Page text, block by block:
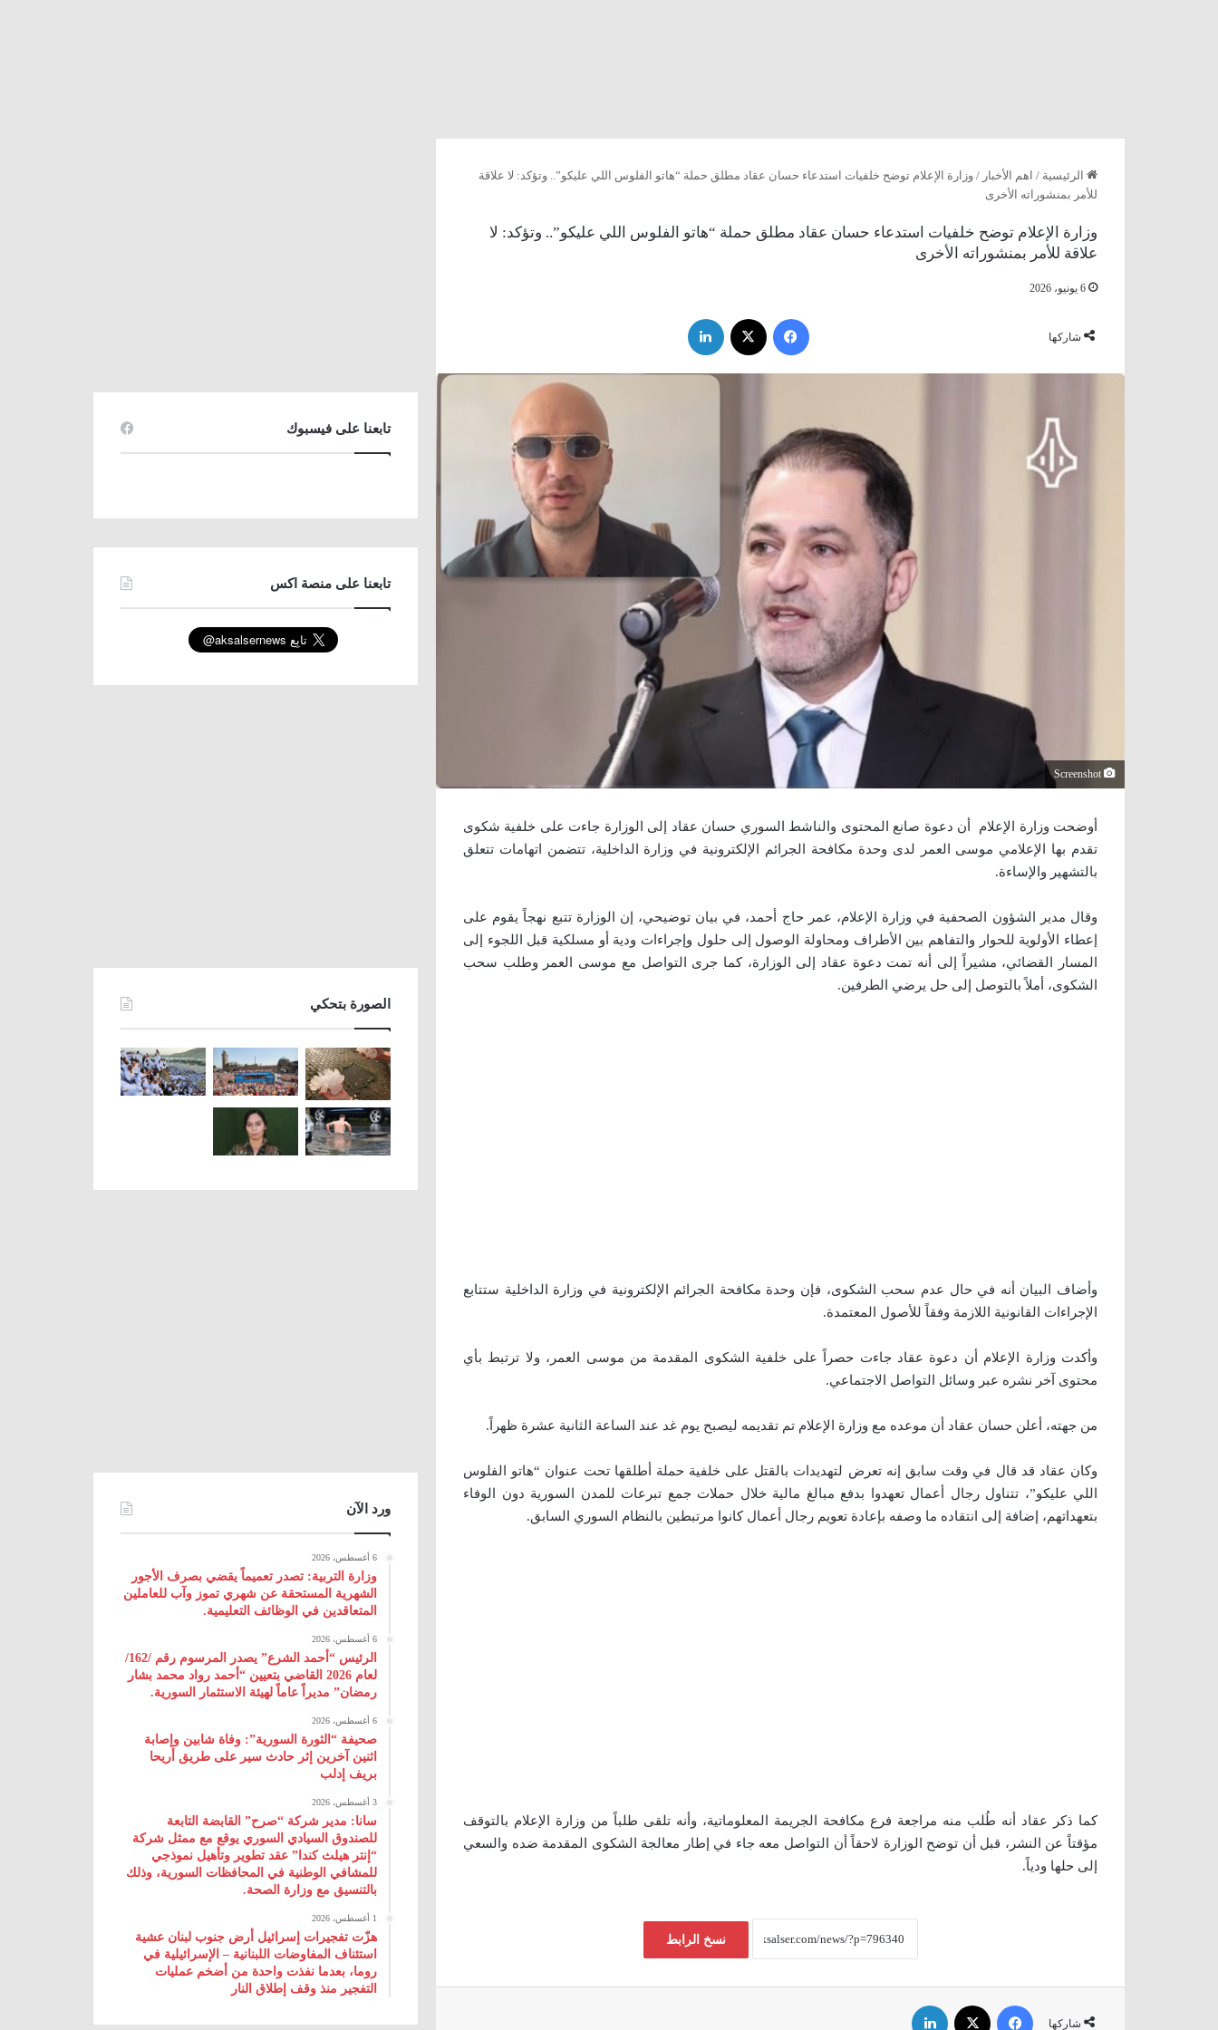
الرئيسية / اهم الأخبار / وزارة الإعلام توضح خلفيات استدعاء حسان عقاد مطلق حملة “هاتو الفلوس اللي عليكو”.. وتؤكد: لا علاقة
للأمر بمنشوراته الأخرى
وزارة الإعلام توضح خلفيات استدعاء حسان عقاد مطلق حملة “هاتو الفلوس اللي عليكو”.. وتؤكد: لا
علاقة للأمر بمنشوراته الأخرى
6 يونيو، 2026
شاركها
فيسبوك
أوضحت وزارة الإعلام أن دعوة صانع المحتوى والناشط السوري حسان عقاد إلى الوزارة جاءت على خلفية شكوى
تقدم بها الإعلامي موسى العمر لدى وحدة مكافحة الجرائم الإلكترونية في وزارة الداخلية، تتضمن اتهامات تتعلق
بالتشهير والإساءة.
وقال مدير الشؤون الصحفية في وزارة الإعلام، عمر حاج أحمد، في بيان توضيحي، إن الوزارة تتبع نهجاً يقوم على
إعطاء الأولوية للحوار والتفاهم بين الأطراف ومحاولة الوصول إلى حلول وإجراءات ودية أو مسلكية قبل اللجوء إلى
المسار القضائي، مشيراً إلى أنه تمت دعوة عقاد إلى الوزارة، كما جرى التواصل مع موسى العمر وطلب سحب
الشكوى، أملاً بالتوصل إلى حل يرضي الطرفين.
وأضاف البيان أنه في حال عدم سحب الشكوى، فإن وحدة مكافحة الجرائم الإلكترونية في وزارة الداخلية ستتابع
الإجراءات القانونية اللازمة وفقاً للأصول المعتمدة.
وأكدت وزارة الإعلام أن دعوة عقاد جاءت حصراً على خلفية الشكوى المقدمة من موسى العمر، ولا ترتبط بأي
محتوى آخر نشره عبر وسائل التواصل الاجتماعي.
من جهته، أعلن حسان عقاد أن موعده مع وزارة الإعلام تم تقديمه ليصبح يوم غد عند الساعة الثانية عشرة ظهراً.
وكان عقاد قد قال في وقت سابق إنه تعرض لتهديدات بالقتل على خلفية حملة أطلقها تحت عنوان “هاتو الفلوس
اللي عليكو”، تتناول رجال أعمال تعهدوا بدفع مبالغ مالية خلال حملات جمع تبرعات للمدن السورية دون الوفاء
بتعهداتهم، إضافة إلى انتقاده ما وصفه بإعادة تعويم رجال أعمال كانوا مرتبطين بالنظام السوري السابق.
كما ذكر عقاد أنه طُلب منه مراجعة فرع مكافحة الجريمة المعلوماتية، وأنه تلقى طلباً من وزارة الإعلام بالتوقف
مؤقتاً عن النشر، قبل أن توضح الوزارة لاحقاً أن التواصل معه جاء في إطار معالجة الشكوى المقدمة ضده والسعي
إلى حلها ودياً.
نسخ الرابط
شاركها
فيسبوك
تابعنا على فيسبوك
تابعنا على منصة اكس
الصورة بتحكي
ورد الآن
6 أغسطس، 2026
وزارة التربية: تصدر تعميماً يقضي بصرف الأجور
الشهرية المستحقة عن شهري تموز وآب للعاملين
المتعاقدين في الوظائف التعليمية.
6 أغسطس، 2026
الرئيس “أحمد الشرع” يصدر المرسوم رقم /162/
لعام 2026 ‌القاضي بتعيين “أحمد رواد محمد بشار
رمضان” مديراً عاماً لهيئة ‌الاستثمار السورية.
6 أغسطس، 2026
صحيفة “الثورة السورية”: وفاة شابين وإصابة
اثنين آخرين إثر حادث سير على طريق أريحا
بريف إدلب
3 أغسطس، 2026
سانا: مدير شركة “صرح” القابضة التابعة
للصندوق السيادي السوري يوقع مع ممثل شركة
“إنتر هيلث كندا” عقد تطوير وتأهيل نموذجي
للمشافي الوطنية في المحافظات السورية، وذلك
بالتنسيق مع وزارة الصحة.
1 أغسطس، 2026
هزّت تفجيرات إسرائيل أرض جنوب لبنان عشية
استئناف المفاوضات اللبنانية – الإسرائيلية في
روما، بعدما نفذت واحدة من أضخم عمليات
التفجير منذ وقف إطلاق النار